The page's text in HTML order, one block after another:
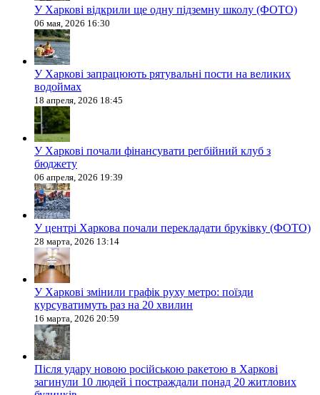
У Харкові відкрили ще одну підземну школу (ФОТО)
06 мая, 2026 16:30
У Харкові запрацюють рятувальні пости на великих
водоймах
18 апреля, 2026 18:45
У Харкові почали фінансувати регбійний клуб з
бюджету
06 апреля, 2026 19:39
У центрі Харкова почали перекладати бруківку (ФОТО)
28 марта, 2026 13:14
У Харкові змінили графік руху метро: поїзди
курсуватимуть раз на 20 хвилин
16 марта, 2026 20:59
Після удару новою російською ракетою в Харкові
загинули 10 людей і постраждали понад 20 житлових